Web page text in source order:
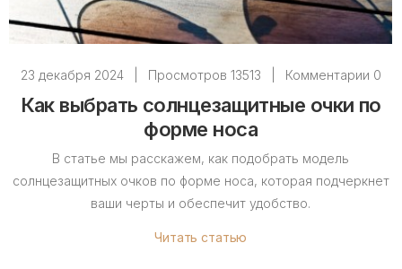
23 декабря 2024 Просмотров 13513 Комментарии 0
Как выбрать солнцезащитные очки по
форме носа
В статье мы расскажем, как подобрать модель
солнцезащитных очков по форме носа, которая подчеркнет
ваши черты и обеспечит удобство.
Читать статью